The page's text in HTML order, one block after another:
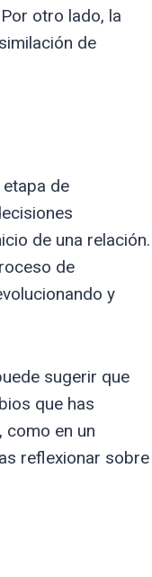
otro lado, la
de
de
de una relación.
de
y
sugerir que
que has
como en un
reflexionar sobre